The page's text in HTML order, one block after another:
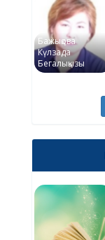
Бажықова
Күлзада
Бегалықызы